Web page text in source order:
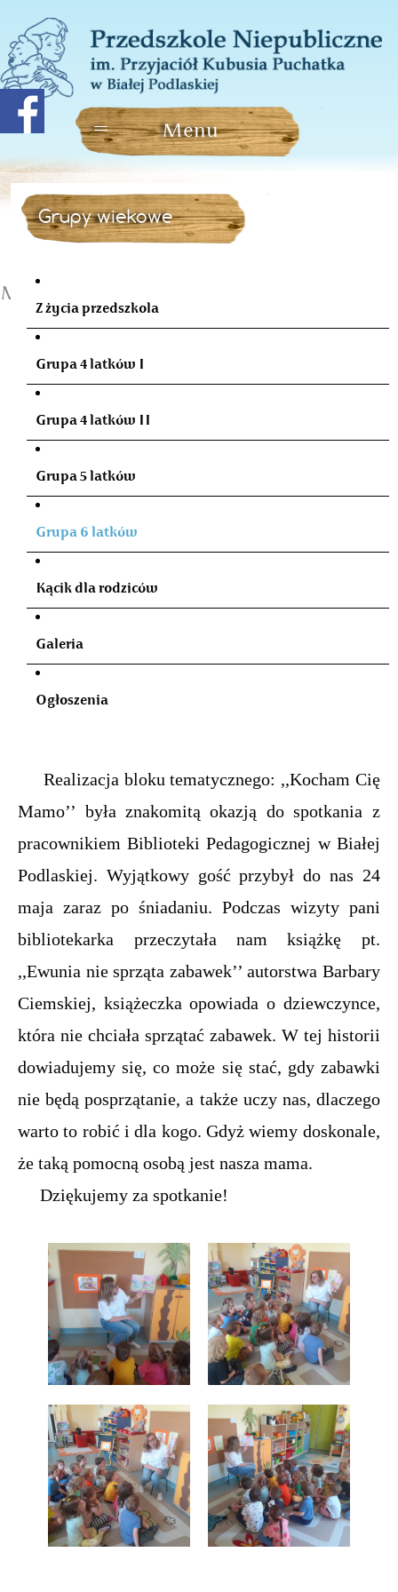
Grupy wiekowe
Minutki z książką w maju
Z życia przedszkola
Grupa 4 latków I
Grupa 4 latków II
Grupa 5 latków
Grupa 6 latków
Kącik dla rodziców
Galeria
Ogłoszenia
Realizacja bloku tematycznego: ,,Kocham Cię
Mamo’’ była znakomitą okazją do spotkania z
pracownikiem Biblioteki Pedagogicznej w Białej
Podlaskiej. Wyjątkowy gość przybył do nas 24
maja zaraz po śniadaniu. Podczas wizyty pani
bibliotekarka przeczytała nam książkę pt.
,,Ewunia nie sprząta zabawek’’ autorstwa Barbary
Ciemskiej, książeczka opowiada o dziewczynce,
która nie chciała sprzątać zabawek. W tej historii
dowiadujemy się, co może się stać, gdy zabawki
nie będą posprzątanie, a także uczy nas, dlaczego
warto to robić i dla kogo. Gdyż wiemy doskonale,
że taką pomocną osobą jest nasza mama.
Dziękujemy za spotkanie!